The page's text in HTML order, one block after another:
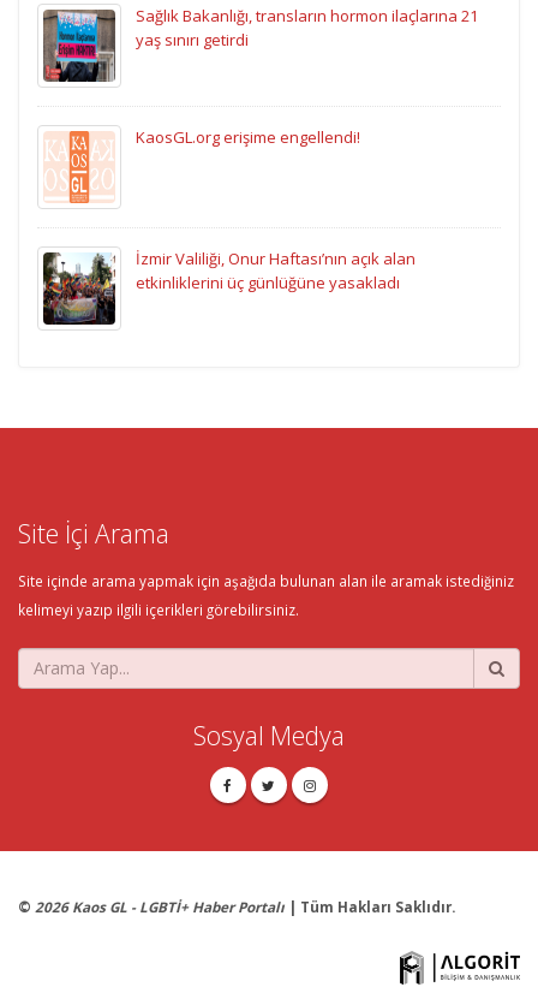
Sağlık Bakanlığı, transların hormon ilaçlarına 21
yaş sınırı getirdi
KaosGL.org erişime engellendi!
İzmir Valiliği, Onur Haftası’nın açık alan
etkinliklerini üç günlüğüne yasakladı
Site İçi Arama
Site içinde arama yapmak için aşağıda bulunan alan ile aramak istediğiniz
kelimeyi yazıp ilgili içerikleri görebilirsiniz.
Sosyal Medya
© 2026 Kaos GL - LGBTİ+ Haber Portalı | Tüm Hakları Saklıdır.